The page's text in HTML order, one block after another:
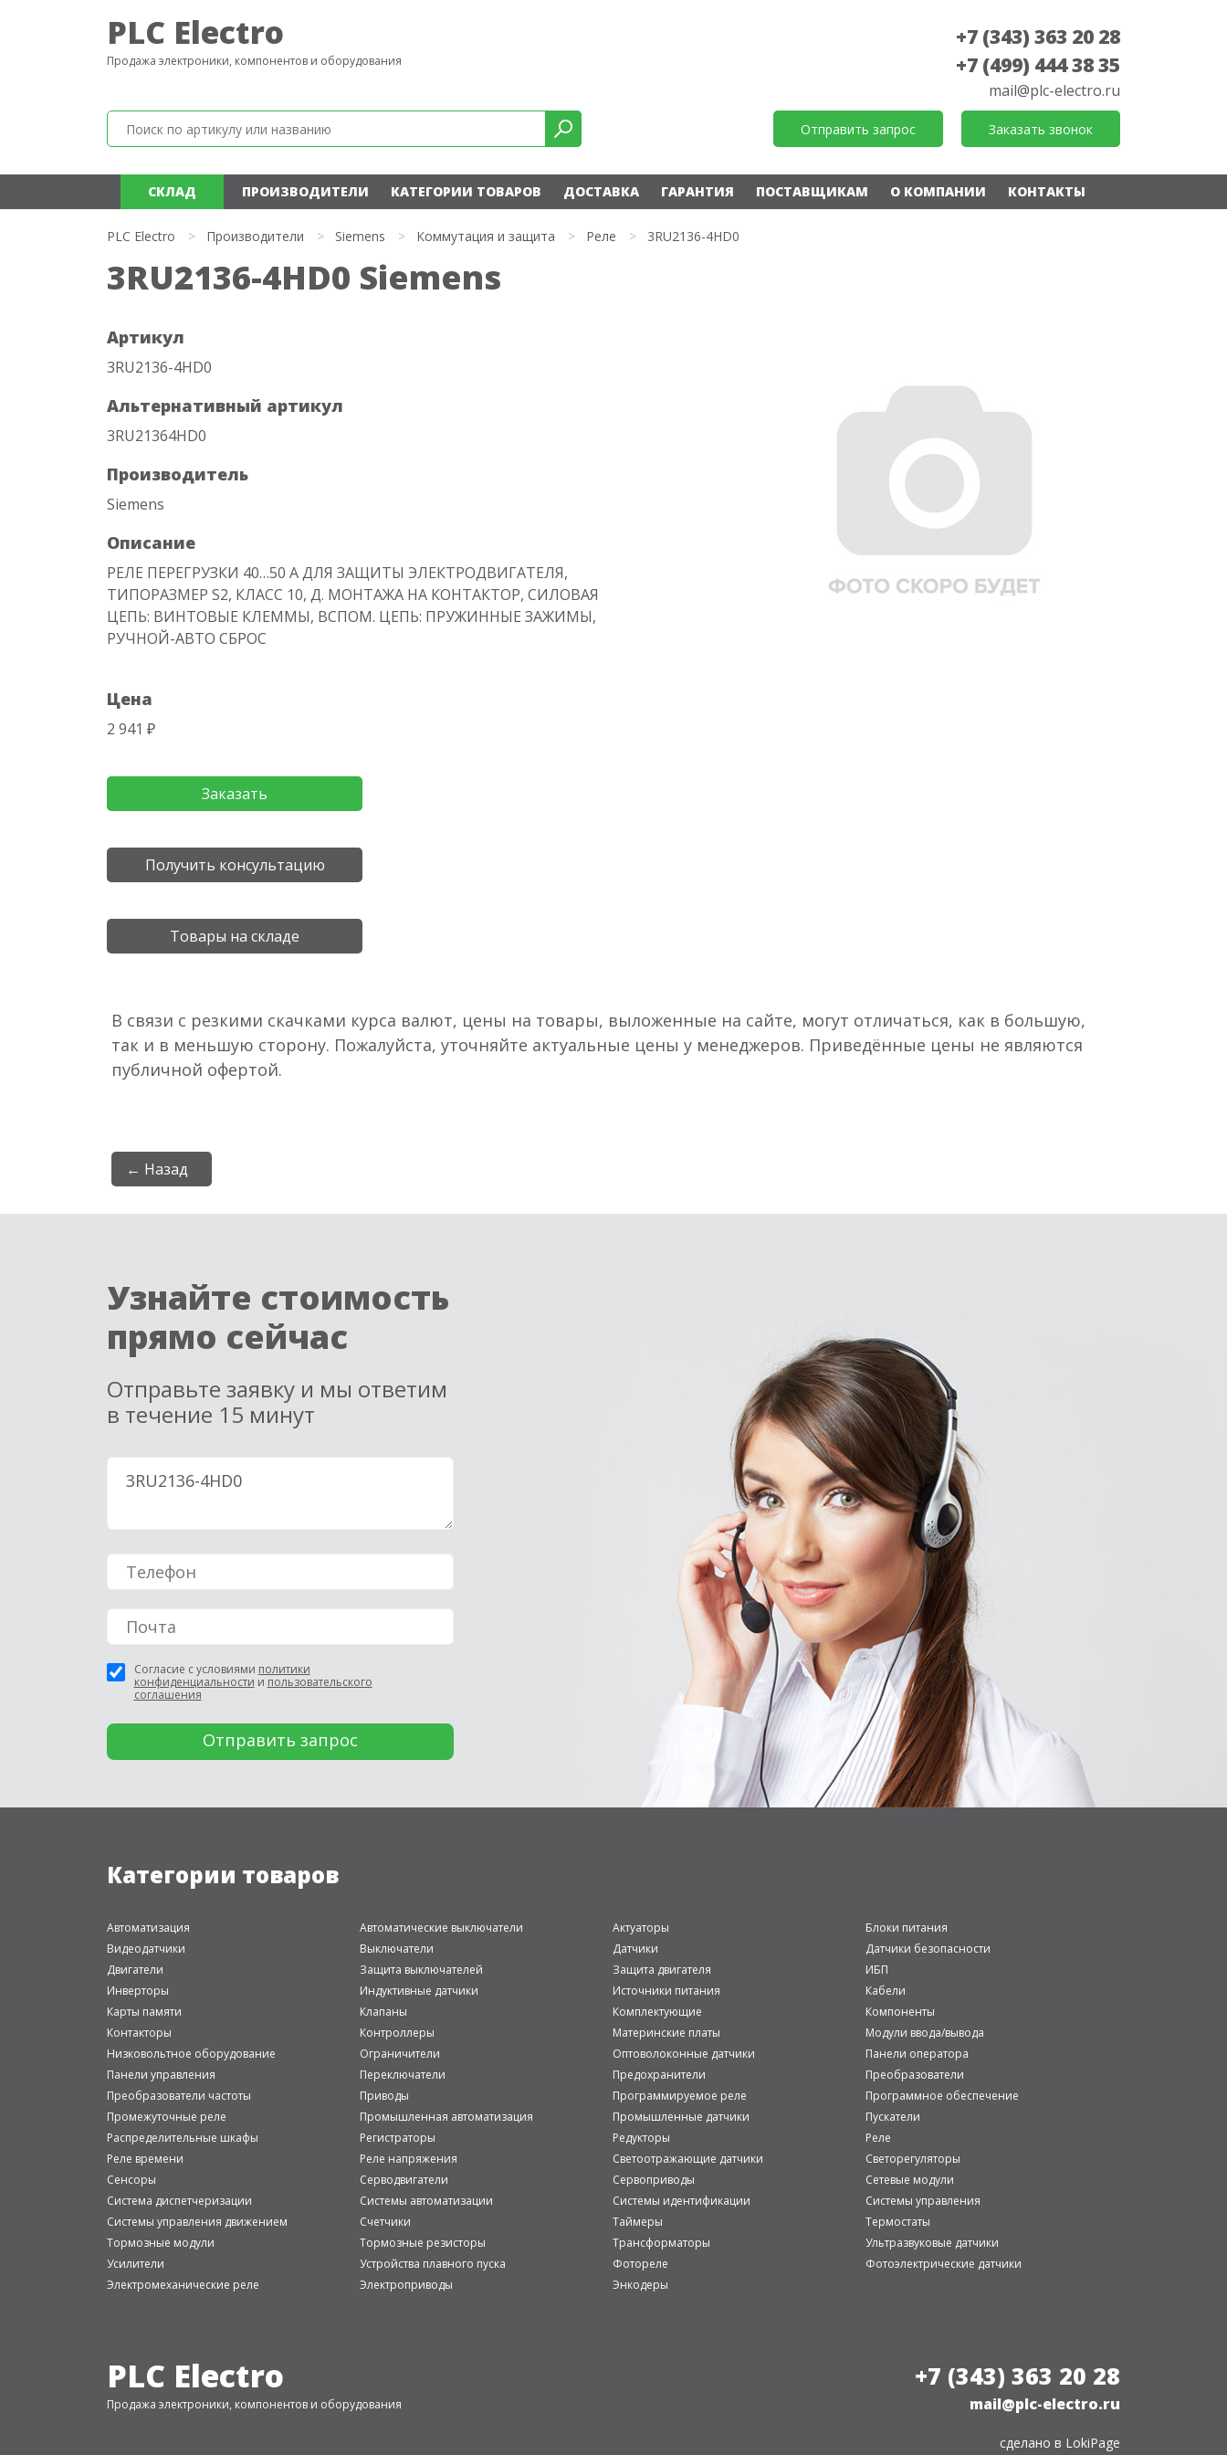
PLC Electro
Продажа электроники, компонентов и оборудования
+7 (343) 363 20 28
+7 (499) 444 38 35
mail@plc-electro.ru
Отправить запрос Заказать звонок
СКЛАД ПРОИЗВОДИТЕЛИ КАТЕГОРИИ ТОВАРОВ ДОСТАВКА ГАРАНТИЯ ПОСТАВЩИКАМ О КОМПАНИИ КОНТАКТЫ
PLC Electro > Производители > Siemens > Коммутация и защита > Реле > 3RU2136-4HD0
3RU2136-4HD0 Siemens
Артикул
3RU2136-4HD0
Альтернативный артикул
3RU21364HD0
Производитель
Siemens
Описание
РЕЛЕ ПЕРЕГРУЗКИ 40…50 A ДЛЯ ЗАЩИТЫ ЭЛЕКТРОДВИГАТЕЛЯ,
ТИПОРАЗМЕР S2, КЛАСС 10, Д. МОНТАЖА НА КОНТАКТОР, СИЛОВАЯ
ЦЕПЬ: ВИНТОВЫЕ КЛЕММЫ, ВСПОМ. ЦЕПЬ: ПРУЖИННЫЕ ЗАЖИМЫ,
РУЧНОЙ-АВТО СБРОС
Цена
2 941 ₽
Заказать
Получить консультацию
Товары на складе
В связи с резкими скачками курса валют, цены на товары, выложенные на сайте, могут отличаться, как в большую,
так и в меньшую сторону. Пожалуйста, уточняйте актуальные цены у менеджеров. Приведённые цены не являются
публичной офертой.
← Назад
Узнайте стоимость
прямо сейчас
Отправьте заявку и мы ответим
в течение 15 минут
Согласие с условиями политики
конфиденциальности и пользовательского
соглашения
Категории товаров
Автоматизация Автоматические выключатели Актуаторы
Блоки питания
Видеодатчики
Выключатели Датчики
Датчики безопасности
Двигатели
Защита выключателей Защита двигателя
ИБП
Инверторы
Индуктивные датчики Источники питания
Кабели
Карты памяти
Клапаны Комплектующие
Компоненты
Контакторы
Контроллеры Материнские платы
Модули ввода/вывода
Низковольтное оборудование
Ограничители Оптоволоконные датчики
Панели оператора
Панели управления
Переключатели Предохранители
Преобразователи
Преобразователи частоты
Приводы Программируемое реле
Программное обеспечение
Промежуточные реле
Промышленная автоматизация Промышленные датчики
Пускатели
Распределительные шкафы
Регистраторы Редукторы
Реле
Реле времени
Реле напряжения Светоотражающие датчики
Светорегуляторы
Сенсоры
Серводвигатели Сервоприводы
Сетевые модули
Система диспетчеризации
Системы автоматизации Системы идентификации
Системы управления
Системы управления движением
Счетчики Таймеры
Термостаты
Тормозные модули
Тормозные резисторы Трансформаторы
Ультразвуковые датчики
Усилители
Устройства плавного пуска Фотореле
Фотоэлектрические датчики
Электромеханические реле
Электроприводы Энкодеры
PLC Electro
Продажа электроники, компонентов и оборудования
+7 (343) 363 20 28
mail@plc-electro.ru
сделано в LokiPage